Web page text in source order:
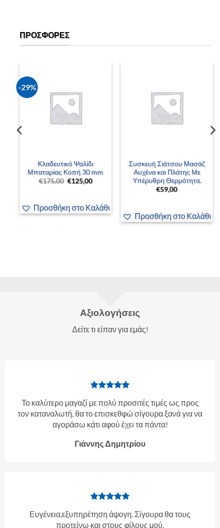
ΠΡΟΣΦΟΡΈΣ
-29%
Κλαδευτικό Ψαλίδι
Μπαταρίας Κοπή 30 mm
€175,00 Original
€125,00Η
€125,00.
Προσθήκη στο Καλάθι
Συσκευή Σιάτσου Μασάζ
Αυχένα και Πλάτης Με
Υπέρυθρη Θερμότητα.
€59,00
Προσθήκη στο Καλάθι
Αξιολογήσεις
Δείτε τι είπαν για εμάς!
Το καλύτερο μαγαζί με πολύ προσιτές τιμές ως προς
τον καταναλωτή, θα το επισκεθφώ σίγουρα ξανά για να
αγοράσω κάτι αφού έχει τα πάντα!
Γιάννης Δημητρίου
Ευγένεια,εξυπηρέτηση άψογη. Σίγουρα θα τους
προτείνω και στους φίλους μού.